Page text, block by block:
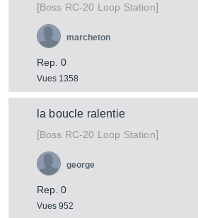
[Boss RC-20 Loop Station]
Rep. 0
Vues 1358
marcheton
la boucle ralentie
[Boss RC-20 Loop Station]
Rep. 0
Vues 952
george